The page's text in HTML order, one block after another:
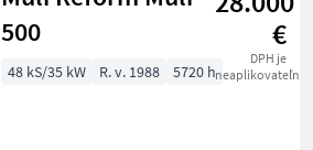
Transporter a
motorové auto
500
€
DPH je
neaplikovateľné
48 kS/35 kW R. v. 1988 5720 h